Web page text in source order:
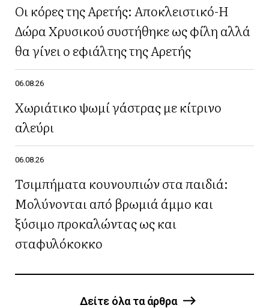
Οι κόρες της Αρετής: Αποκλειστικό-Η
Δώρα Χρυσικού συστήθηκε ως φίλη αλλά
θα γίνει ο εφιάλτης της Αρετής
06.08.26
Χωριάτικο ψωμί γάστρας με κίτρινο
αλεύρι
06.08.26
Τσιμπήματα κουνουπιών στα παιδιά:
Μολύνονται από βρωμιά άμμο και
ξύσιμο προκαλώντας ως και
σταφυλόκοκκο
Δείτε όλα τα άρθρα